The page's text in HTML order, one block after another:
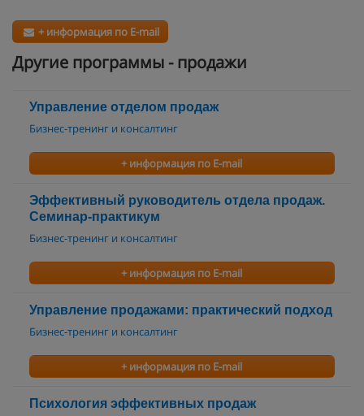
+ информация по E-mail
Другие программы - продажи
Управление отделом продаж
Бизнес-тренинг и консалтинг
+ информация по E-mail
Эффективный руководитель отдела продаж.
Семинар-практикум
Бизнес-тренинг и консалтинг
+ информация по E-mail
Управление продажами: практический подход
Бизнес-тренинг и консалтинг
+ информация по E-mail
Психология эффективных продаж